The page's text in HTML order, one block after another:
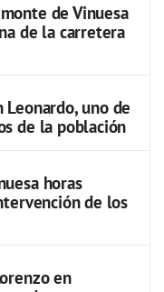
de Vinuesa
de la carretera
Leonardo, uno de
de la población
horas
de los
en